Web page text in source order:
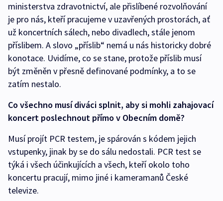
ministerstva zdravotnictví, ale přislíbené rozvolňování
je pro nás, kteří pracujeme v uzavřených prostorách, ať
už koncertních sálech, nebo divadlech, stále jenom
příslibem. A slovo „příslib“ nemá u nás historicky dobré
konotace. Uvidíme, co se stane, protože příslib musí
být změněn v přesně definované podmínky, a to se
zatím nestalo.
Co všechno musí diváci splnit, aby si mohli zahajovací
koncert poslechnout přímo v Obecním domě?
Musí projít PCR testem, je spárován s kódem jejich
vstupenky, jinak by se do sálu nedostali. PCR test se
týká i všech účinkujících a všech, kteří okolo toho
koncertu pracují, mimo jiné i kameramanů České
televize.